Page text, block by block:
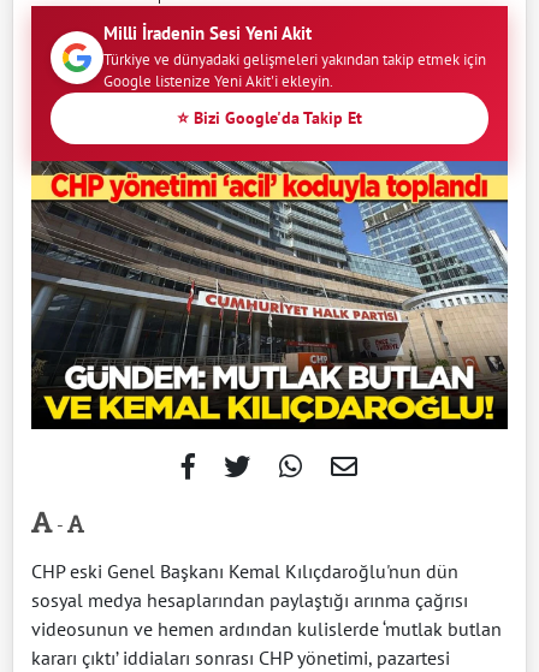
Milli İradenin Sesi Yeni Akit
Türkiye ve dünyadaki gelişmeleri yakından takip etmek için
Google listenize Yeni Akit'i ekleyin.
⭐ Bizi Google'da Takip Et
-
CHP eski Genel Başkanı Kemal Kılıçdaroğlu'nun dün
sosyal medya hesaplarından paylaştığı arınma çağrısı
videosunun ve hemen ardından kulislerde ‘mutlak butlan
kararı çıktı’ iddiaları sonrası CHP yönetimi, pazartesi